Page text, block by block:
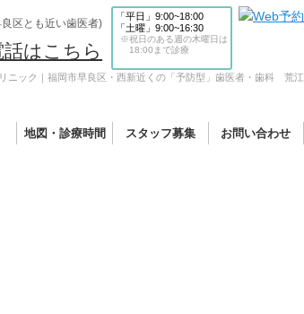
区とも近い歯医者)
話はこちら
「平日」9:00~18:00
「土曜」9:00~16:30
※祝日のある週の木曜日は
18:00まで診療
ニック｜福岡市早良区・西新近くの「予防型」歯医者・歯科 荒江
地図・診療時間 スタッフ募集 お問い合わせ